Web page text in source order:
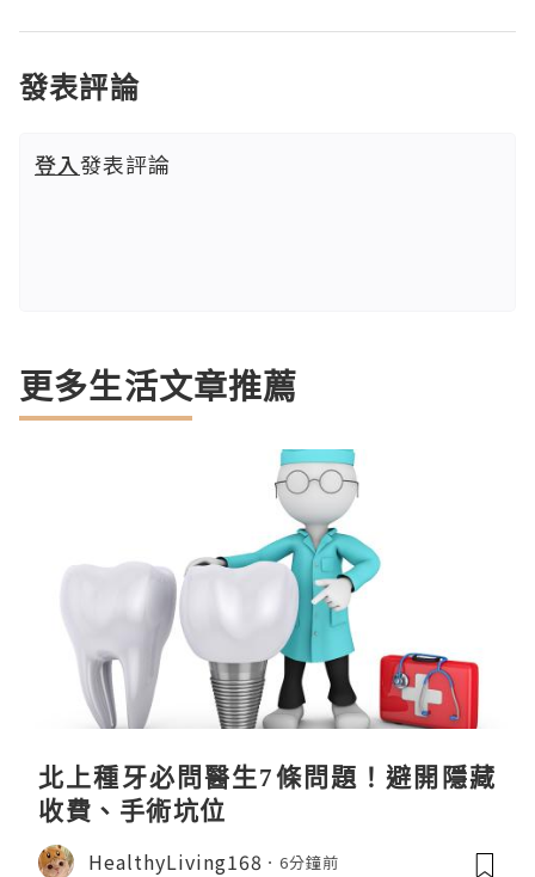
發表評論
登入發表評論
更多生活文章推薦
北上種牙必問醫生7條問題！避開隱藏
收費、手術坑位
HealthyLiving168 6分鐘前